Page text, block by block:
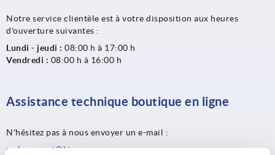
Notre service clientèle est à votre disposition aux heures
d'ouverture suivantes :
Lundi - jeudi : 08:00 h à 17:00 h
Vendredi : 08:00 h à 16:00 h
Assistance technique boutique en ligne
N'hésitez pas à nous envoyer un e-mail :
websupport@kipp.com